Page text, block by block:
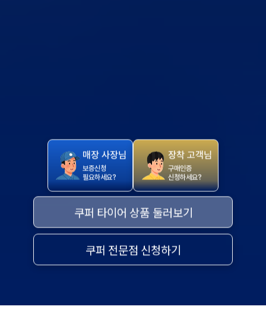
매장 사장님
보증신청
필요하세요?
장착 고객님
구매인증
신청하세요?
쿠퍼 타이어 상품 둘러보기
쿠퍼 전문점 신청하기